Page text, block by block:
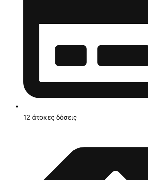
12 άτοκες δόσεις